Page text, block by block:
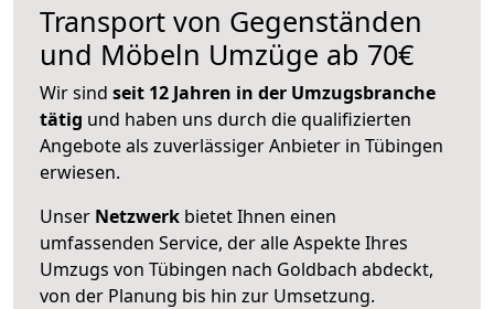
Transport von Gegenständen
und Möbeln Umzüge ab 70€
Wir sind seit 12 Jahren in der Umzugsbranche
tätig und haben uns durch die qualifizierten
Angebote als zuverlässiger Anbieter in Tübingen
erwiesen.
Unser Netzwerk bietet Ihnen einen
umfassenden Service, der alle Aspekte Ihres
Umzugs von Tübingen nach Goldbach abdeckt,
von der Planung bis hin zur Umsetzung.